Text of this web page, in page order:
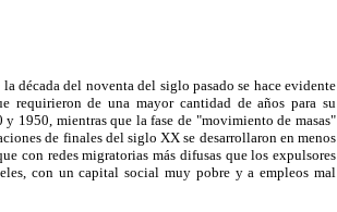
década del noventa del siglo pasado se hace evidente
requirieron de una mayor cantidad de años para su
1950, mientras que la fase de "movimiento de masas"
de finales del siglo XX se desarrollaron en menos
con redes migratorias más difusas que los expulsores
con un capital social muy pobre y a empleos mal